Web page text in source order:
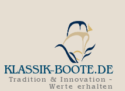
KLASSIK-BOOTE.DE
Tradition & Innovation -
Werte erhalten